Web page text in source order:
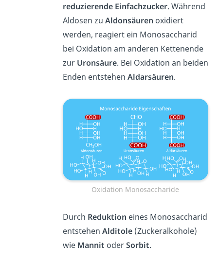
reduzierende Einfachzucker. Während
Aldosen zu Aldonsäuren oxidiert
werden, reagiert ein Monosaccharid
bei Oxidation am anderen Kettenende
zur Uronsäure. Bei Oxidation an beiden
Enden entstehen Aldarsäuren.
Oxidation Monosaccharide
Durch Reduktion eines Monosaccharid
entstehen Alditole(Zuckeralkohole)
wie Mannit oderSorbit.